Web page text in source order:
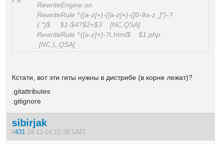
RewriteEngine on
RewriteRule ^([a-z]+)-([a-z]+)-([0-9a-z_]*)-?
(.*)$ $1-$4?$2=$3 [NC,QSA]
RewriteRule ^([a-z]+)-?\.html$ $1.php
[NC,L,QSA]
Кстати, вот эти гиты нужны в дистрибе (в корне лежат)?
.gitattributes
.gitignore
sibirjak
#431 24-12-14 12:38 GMT